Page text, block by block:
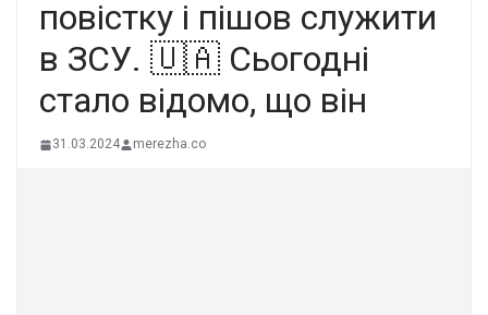
повістку і пішов служити
в ЗСУ. 🇺🇦 Сьогодні
стало відомо, що він
31.03.2024 merezha.co